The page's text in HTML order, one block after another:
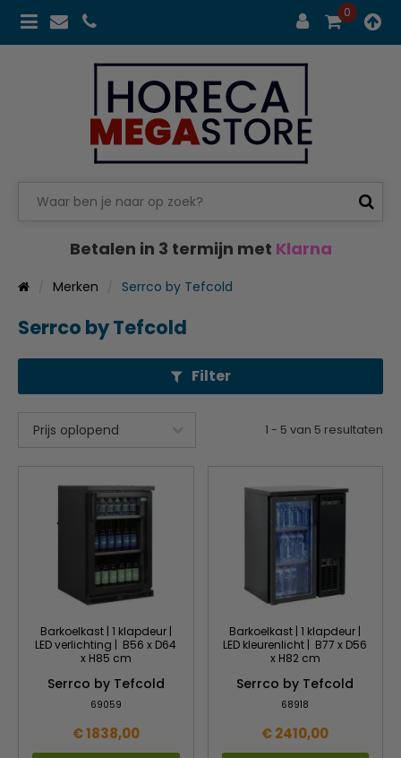
0
Betalen in 3 termijn met Klarna
Merken Serrco by Tefcold
Serrco by Tefcold
Filter
1 - 5 van 5 resultaten
Barkoelkast | 1 klapdeur |
LED verlichting | B56 x D64
x H85 cm
Serrco by Tefcold
69059
€ 1838,00
Barkoelkast | 1 klapdeur |
LED kleurenlicht | B77 x D56
x H82 cm
Serrco by Tefcold
68918
€ 2410,00